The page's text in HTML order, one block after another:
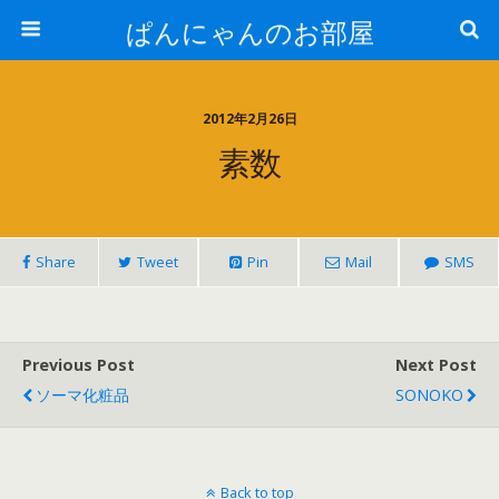
ぱんにゃんのお部屋
2012年2月26日
素数
Share Tweet Pin Mail SMS
Previous Post
ソーマ化粧品
Next Post
SONOKO
Back to top